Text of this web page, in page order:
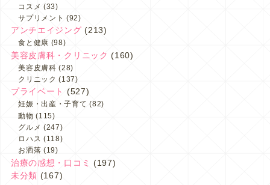
コスメ (33)
サプリメント (92)
アンチエイジング (213)
食と健康 (98)
美容皮膚科・クリニック (160)
美容皮膚科 (28)
クリニック (137)
プライベート (527)
妊娠・出産・子育て (82)
動物 (115)
グルメ (247)
ロハス (118)
お洒落 (19)
治療の感想・口コミ
(197)
未分類 (167)